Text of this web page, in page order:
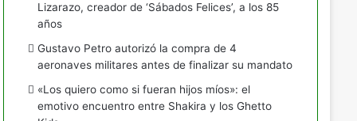
Lizarazo, creador de ‘Sábados Felices’, a los 85
años
Gustavo Petro autorizó la compra de 4
aeronaves militares antes de finalizar su mandato
«Los quiero como si fueran hijos míos»: el
emotivo encuentro entre Shakira y los Ghetto